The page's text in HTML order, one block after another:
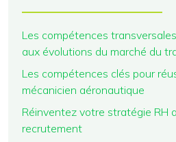
Les compétences
aux évolutions du marché du
Les compétences clés pour
mécanicien aéronautique
Réinventez votre stratégie RH
recrutement